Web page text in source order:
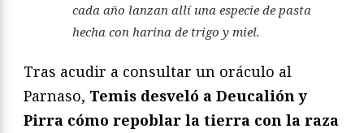
cada año lanzan allí una especie de pasta
hecha con harina de trigo y miel.
Tras acudir a consultar un oráculo al
Parnaso, Temis desveló a Deucalión y
Pirra cómo repoblar la tierra con la raza